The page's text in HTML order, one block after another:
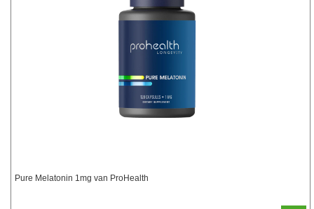
Pure Melatonin 1mg van ProHealth